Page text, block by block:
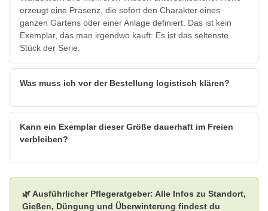
erzeugt eine Präsenz, die sofort den Charakter eines
ganzen Gartens oder einer Anlage definiert. Das ist kein
Exemplar, das man irgendwo kauft: Es ist das seltenste
Stück der Serie.
Was muss ich vor der Bestellung logistisch klären?
Kann ein Exemplar dieser Größe dauerhaft im Freien
verbleiben?
🌿 Ausführlicher Pflegeratgeber: Alle Infos zu Standort,
Gießen, Düngung und Überwinterung findest du